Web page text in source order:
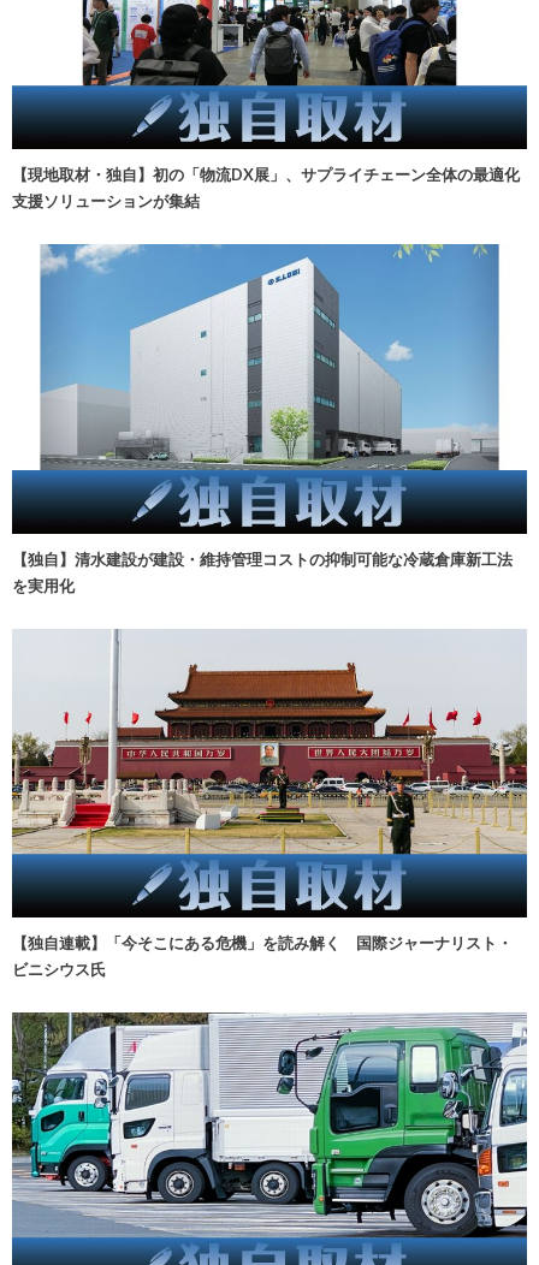
【現地取材・独自】初の「物流DX展」、サプライチェーン全体の最適化
支援ソリューションが集結
【独自】清水建設が建設・維持管理コストの抑制可能な冷蔵倉庫新工法
を実用化
【独自連載】「今そこにある危機」を読み解く 国際ジャーナリスト・
ビニシウス氏